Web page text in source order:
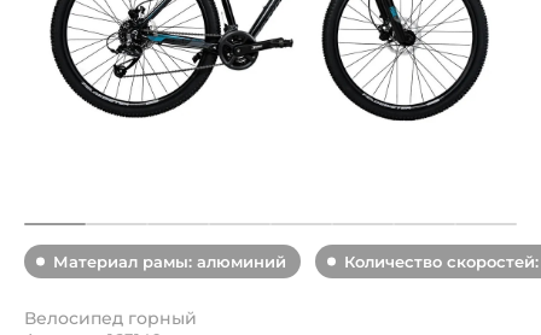
Материал рамы: алюминий Количество скоростей:
Велосипед горный